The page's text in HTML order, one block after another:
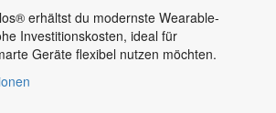
erhältst du modernste Wearable-
Investitionskosten, ideal für
Geräte flexibel nutzen möchten.